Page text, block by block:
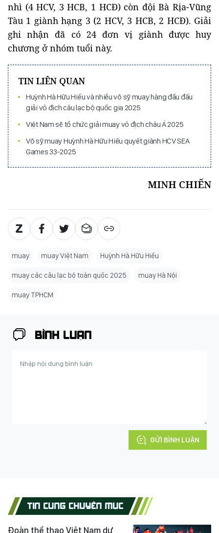
nhì (4 HCV, 3 HCB, 1 HCĐ) còn đội Bà Rịa-Vũng
Tàu 1 giành hạng 3 (2 HCV, 3 HCB, 2 HCĐ). Giải
ghi nhận đã có 24 đơn vị giành được huy
chương ở nhóm tuổi này.
TIN LIÊN QUAN
Huỳnh Hà Hữu Hiếu và nhiều võ sỹ muay hàng đầu đấu
giải vô địch câu lạc bộ quốc gia 2025
Việt Nam sẽ tổ chức giải muay vô địch châu Á 2025
Võ sỹ muay Huỳnh Hà Hữu Hiếu quyết giành HCV SEA
Games 33-2025
MINH CHIẾN
muay muay Việt Nam Huỳnh Hà Hữu Hiếu
muay các câu lạc bộ toàn quốc 2025 muay Hà Nội
muay TPHCM
BÌNH LUẬN
GỬI BÌNH LUẬN
TIN CÙNG CHUYÊN MỤC
Đoàn thể thao Việt Nam dự